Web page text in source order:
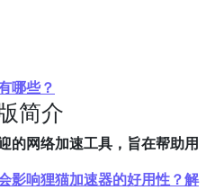
哪些？
简介
的网络加速工具，旨在帮助用
影响狸猫加速器的好用性？解